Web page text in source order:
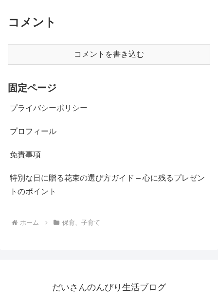
コメント
コメントを書き込む
固定ページ
プライバシーポリシー
プロフィール
免責事項
特別な日に贈る花束の選び方ガイド – 心に残るプレゼン
トのポイント
ホーム 保育、子育て
だいさんのんびり生活ブログ